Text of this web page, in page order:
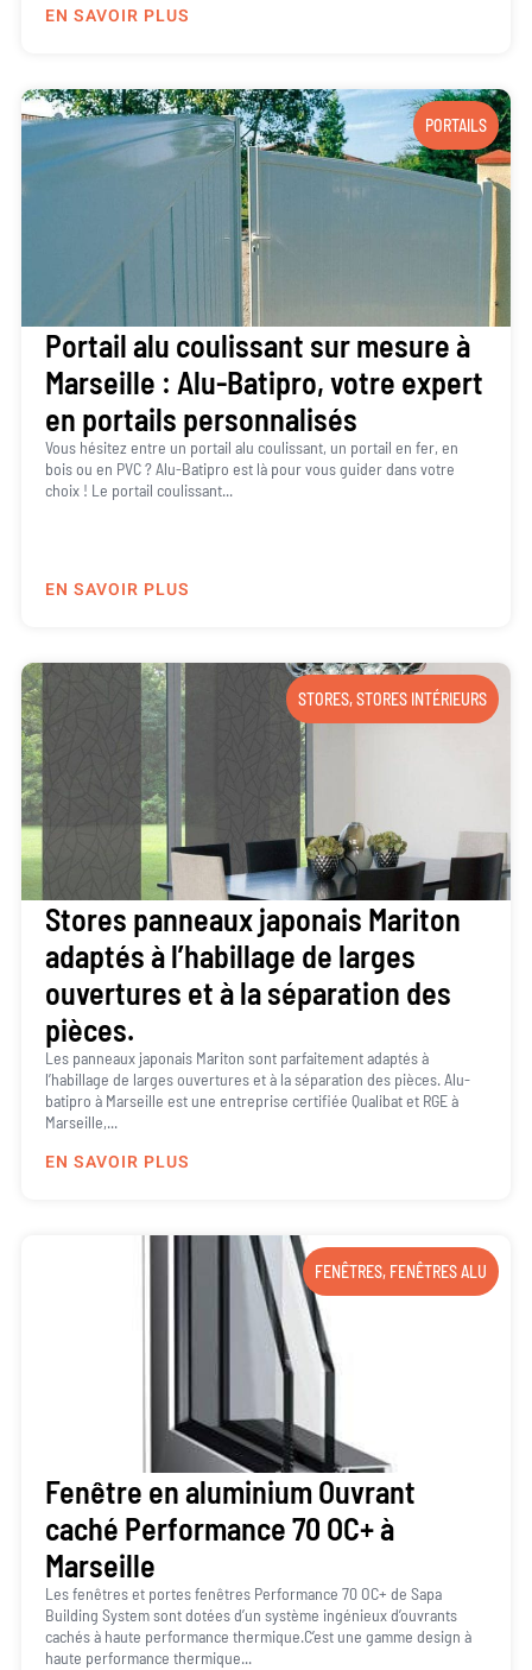
EN SAVOIR PLUS
PORTAILS
Portail alu coulissant sur mesure à
Marseille : Alu-Batipro, votre expert
en portails personnalisés
Vous hésitez entre un portail alu coulissant, un portail en fer, en
bois ou en PVC ? Alu-Batipro est là pour vous guider dans votre
choix ! Le portail coulissant...
EN SAVOIR PLUS
STORES,STORES INTÉRIEURS
Stores panneaux japonais Mariton
adaptés à l’habillage de larges
ouvertures et à la séparation des
pièces.
Les panneaux japonais Mariton sont parfaitement adaptés à
l’habillage de larges ouvertures et à la séparation des pièces. Alu-
batipro à Marseille est une entreprise certifiée Qualibat et RGE à
Marseille,...
EN SAVOIR PLUS
FENÊTRES, FENÊTRES ALU
Fenêtre en aluminium Ouvrant
caché Performance 70 OC+ à
Marseille
Les fenêtres et portes fenêtres Performance 70 OC+ de Sapa
Building System sont dotées d’un système ingénieux d’ouvrants
cachés à haute performance thermique.C’est une gamme design à
haute performance thermique...